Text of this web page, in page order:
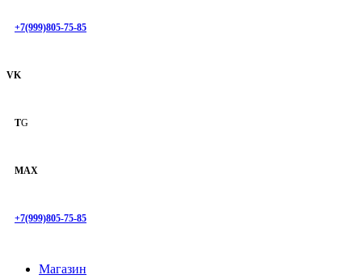
+7(999)805-75-85
VK
TG
MAX
+7(999)805-75-85
Магазин